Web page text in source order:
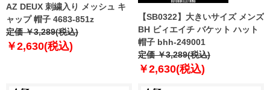
AZ DEUX 刺繍入り メッシュ キ
ャップ 帽子 4683-851z
定価 ￥3,289(税込)
￥2,630(税込)
【SB0322】大きいサイズ メンズ
BH ビィエイチ バケット ハット
帽子 bhh-249001
定価 ￥3,289(税込)
￥2,630(税込)